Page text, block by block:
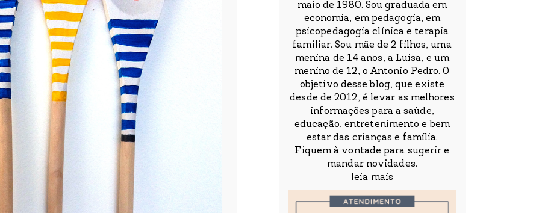
maio de 1980. Sou graduada em
economia, em pedagogia, em
psicopedagogia clínica e terapia
familiar. Sou mãe de 2 filhos, uma
menina de 14 anos, a Luisa, e um
menino de 12, o Antonio Pedro. O
objetivo desse blog, que existe
desde de 2012, é levar as melhores
informações para a saúde,
educação, entretenimento e bem
estar das crianças e família.
Fiquem à vontade para sugerir e
mandar novidades.
leia mais